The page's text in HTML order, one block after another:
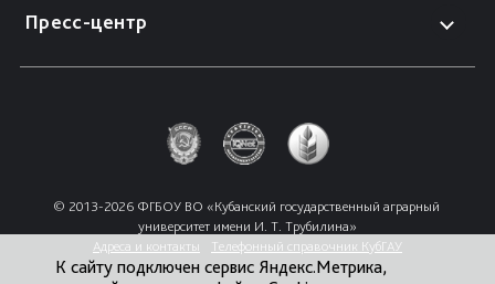
Пресс-центр
© 2013-2026 ФГБОУ ВО «Кубанский государственный аграрный
университет имени И. Т. Трубилина»
Адреса и контакты
Телефонный справочник КубГАУ
К сайту подключен сервис Яндекс.Метрика,